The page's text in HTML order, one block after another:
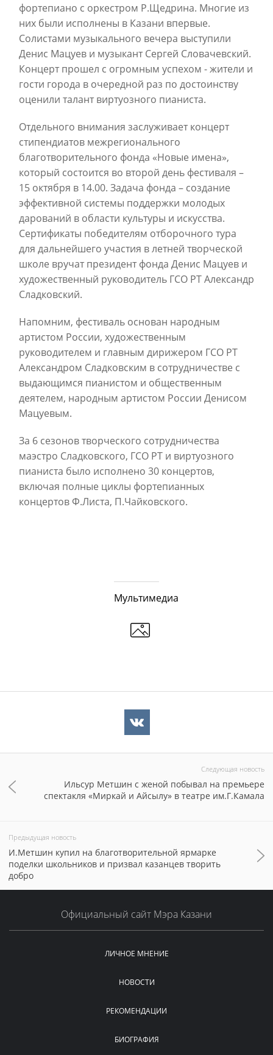
фортепиано с оркестром Р.Щедрина. Многие из
них были исполнены в Казани впервые.
Солистами музыкального вечера выступили
Денис Мацуев и музыкант Сергей Словачевский.
Концерт прошел с огромным успехом - жители и
гости города в очередной раз по достоинству
оценили талант виртуозного пианиста.
Отдельного внимания заслуживает концерт
стипендиатов межрегионального
благотворительного фонда «Новые имена»,
который состоится во второй день фестиваля –
15 октября в 14.00. Задача фонда – создание
эффективной системы поддержки молодых
дарований в области культуры и искусства.
Сертификаты победителям отборочного тура
для дальнейшего участия в летней творческой
школе вручат президент фонда Денис Мацуев и
художественный руководитель ГСО РТ Александр
Сладковский.
Напомним, фестиваль основан народным
артистом России, художественным
руководителем и главным дирижером ГСО РТ
Александром Сладковским в сотрудничестве с
выдающимся пианистом и общественным
деятелем, народным артистом России Денисом
Мацуевым.
За 6 сезонов творческого сотрудничества
маэстро Сладковского, ГСО РТ и виртуозного
пианиста было исполнено 30 концертов,
включая полные циклы фортепианных
концертов Ф.Листа, П.Чайковского.
Мультимедиа
Следующая новость
Ильсур Метшин с женой побывал на премьере
спектакля «Миркай и Айсылу» в театре им.Г.Камала
Предыдущая новость
И.Метшин купил на благотворительной ярмарке
поделки школьников и призвал казанцев творить
добро
Официальный сайт Мэра Казани
ЛИЧНОЕ МНЕНИЕ
НОВОСТИ
РЕКОМЕНДАЦИИ
БИОГРАФИЯ